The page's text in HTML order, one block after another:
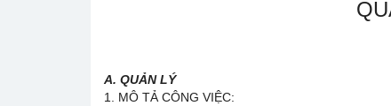
A. QUẢN LÝ
1. MÔ TẢ CÔNG VIỆC: